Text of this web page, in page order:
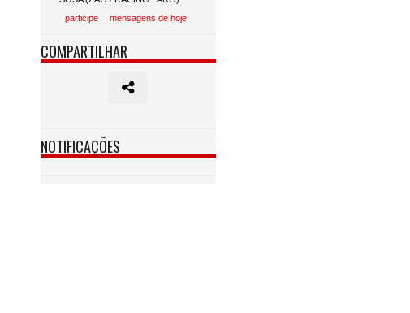
participe mensagens de hoje
COMPARTILHAR
NOTIFICAÇÕES